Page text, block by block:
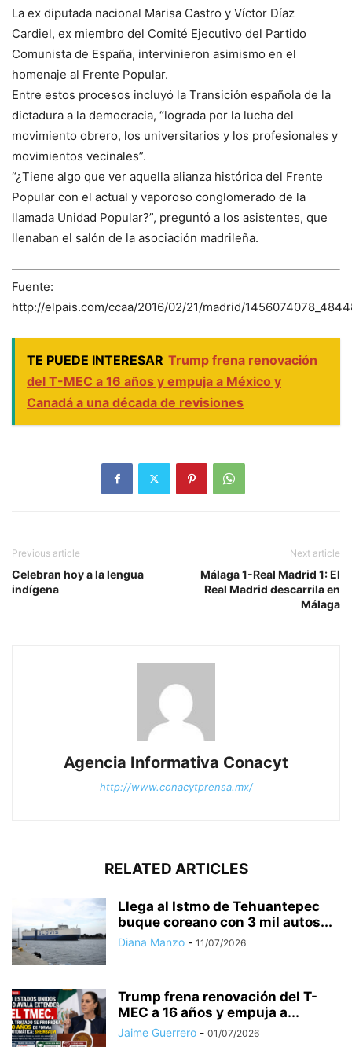
La ex diputada nacional Marisa Castro y Víctor Díaz
Cardiel, ex miembro del Comité Ejecutivo del Partido
Comunista de España, intervinieron asimismo en el
homenaje al Frente Popular.
Entre estos procesos incluyó la Transición española de la
dictadura a la democracia, “lograda por la lucha del
movimiento obrero, los universitarios y los profesionales y
movimientos vecinales”.
“¿Tiene algo que ver aquella alianza histórica del Frente
Popular con el actual y vaporoso conglomerado de la
llamada Unidad Popular?”, preguntó a los asistentes, que
llenaban el salón de la asociación madrileña.
Fuente:
http://elpais.com/ccaa/2016/02/21/madrid/
TE PUEDE INTERESAR Trump frena renovación
del T-MEC a 16 años y empuja a México y
Canadá a una década de revisiones
Previous article
Celebran hoy a la lengua
indígena
Next article
Málaga 1-Real Madrid 1: El
Real Madrid descarrila en
Málaga
Agencia Informativa Conacyt
http://www.conacytprensa.mx/
RELATED ARTICLES
Llega al Istmo de Tehuantepec
buque coreano con 3 mil autos...
Diana Manzo - 11/07/2026
Trump frena renovación del T-
MEC a 16 años y empuja a...
Jaime Guerrero - 01/07/2026